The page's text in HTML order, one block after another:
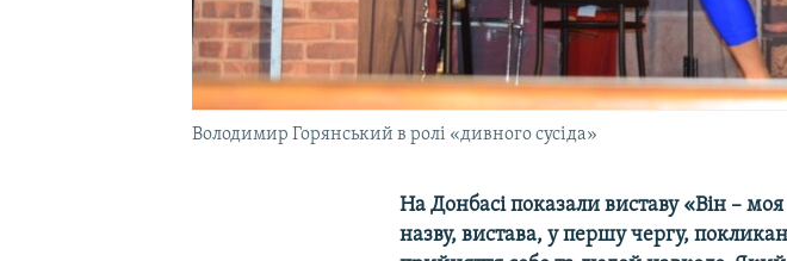
Володимир Горянський в ролі «дивного сусіда»
На Донбасі показали виставу «Він –
назву, вистава, у першу чергу,